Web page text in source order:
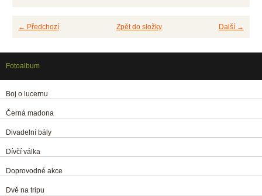
← Předchozí Další →
Zpět do složky
Fotoalbum
Boj o lucernu
Černá madona
Divadelní bály
Dívčí válka
Doprovodné akce
Dvě na tripu